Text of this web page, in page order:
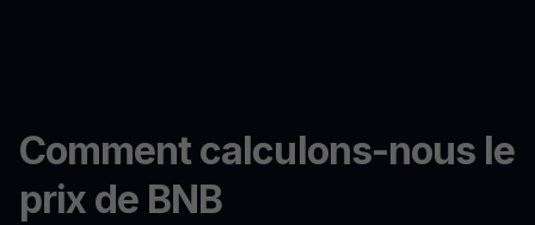
Comment calculons-nous le
prix de BNB